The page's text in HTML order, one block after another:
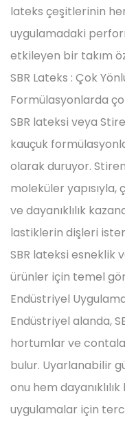
lateks çeşitlerinin her
uygulamadaki
etkileyen bir takım
SBR Lateks : Çok
Formülasyonlarda
SBR lateksi veya
kauçuk
olarak duruyor.
moleküler
ve dayanıklılık
lastiklerin dişleri
SBR lateksi esneklik
ürünler için temel
Endüstriyel
Endüstriyel alanda,
hortumlar ve
bulur. Uyarlanabilir
onu hem
uygulamalar için